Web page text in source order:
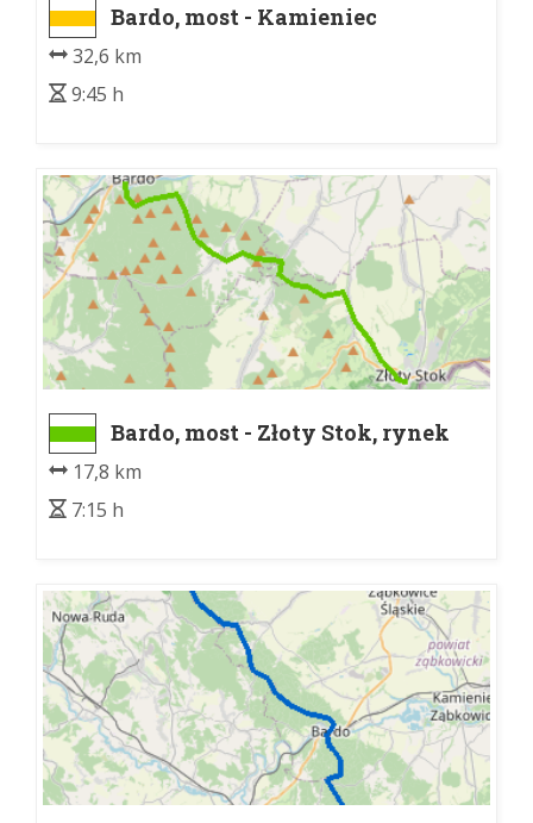
Bardo, most - Kamieniec
Ząbkowicki, dw. kol.
32,6 km
9:45 h
Bardo, most - Złoty Stok, rynek
17,8 km
7:15 h